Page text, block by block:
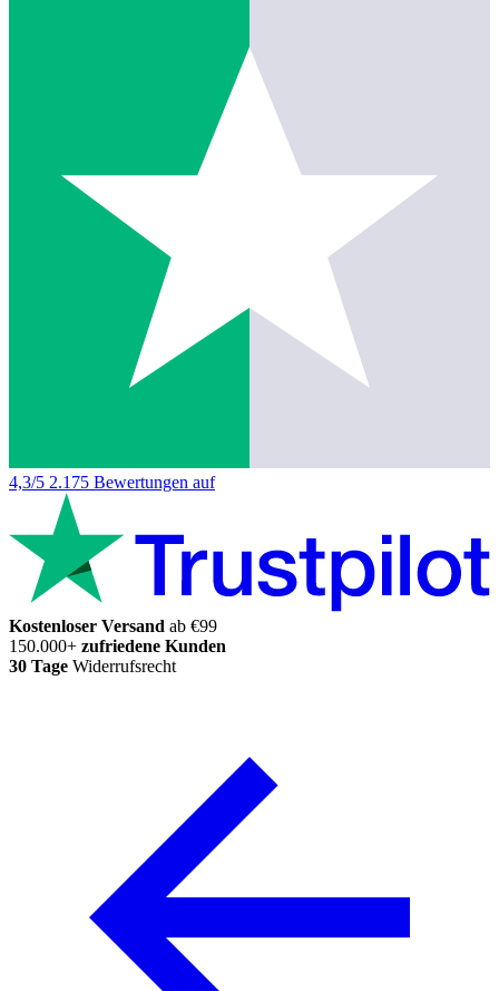
4,3/5 2.175 Bewertungen auf
Kostenloser Versand ab €99
150.000+ zufriedene Kunden
30 Tage Widerrufsrecht